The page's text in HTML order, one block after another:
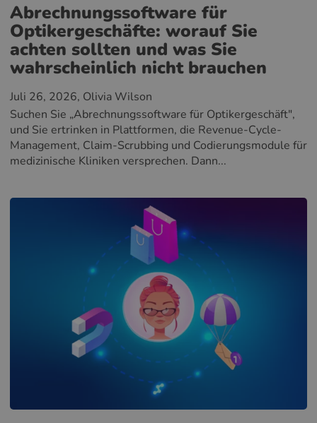
Abrechnungssoftware für
Optikergeschäfte: worauf Sie
achten sollten und was Sie
wahrscheinlich nicht brauchen
Juli 26, 2026, Olivia Wilson
Suchen Sie „Abrechnungssoftware für Optikergeschäft",
und Sie ertrinken in Plattformen, die Revenue-Cycle-
Management, Claim-Scrubbing und Codierungsmodule für
medizinische Kliniken versprechen. Dann...